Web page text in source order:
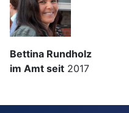
Bettina Rundholz
im Amt seit 2017